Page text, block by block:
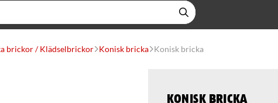
brickor / Klädselbrickor Konisk bricka Konisk bricka
Konisk bricka